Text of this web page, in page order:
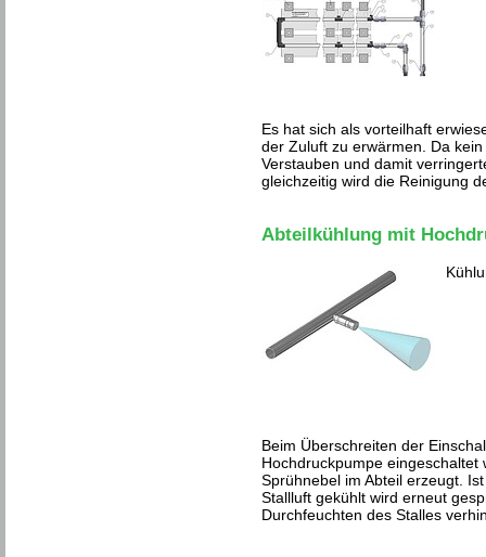
Es hat sich als vorteilhaft
der Zuluft zu erwärmen. Da
Verstauben und damit
gleichzeitig wird die Reinigung
Abteilkühlung mit
Beim Überschreiten der
Hochdruckpumpe
Sprühnebel im Abteil erzeugt.
Stallluft gekühlt wird erneut
Durchfeuchten des Stalles